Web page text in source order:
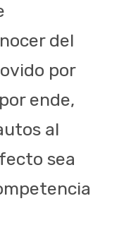
del
por
ende,
al
sea